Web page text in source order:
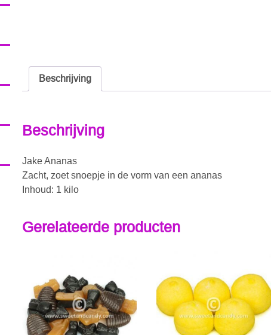
Beschrijving
Beschrijving
Jake Ananas
Zacht, zoet snoepje in de vorm van een ananas
Inhoud: 1 kilo
Gerelateerde producten